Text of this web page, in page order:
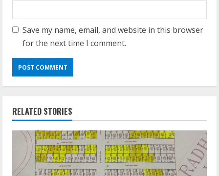
Save my name, email, and website in this browser
for the next time I comment.
RELATED STORIES